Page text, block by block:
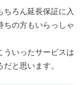
ちろん延長保証に入
ちの方もいらっしゃ
ういったサービスは
と思います。